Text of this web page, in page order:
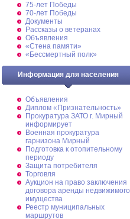
75-лет Победы
70-лет Победы
Документы
Рассказы о ветеранах
Объявления
«Стена памяти»
«Бессмертный полк»
Информация для населения
Объявления
Диплом «Признательность»
Прокуратура ЗАТО г. Мирный
информирует
Военная прокуратура
гарнизона Мирный
Подготовка к отопительному
периоду
Защита потребителя
Торговля
Аукцион на право заключения
договора аренды недвижимого
имущества
Реестр муниципальных
маршрутов